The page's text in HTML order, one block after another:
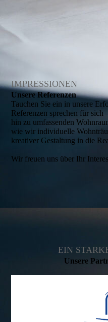
IMPRESSIONEN
Unsere Referenzen
Tauchen Sie ein in unsere
Referenzen sprechen für
hin zu umfassenden
wie wir individuelle
kreativer Gestaltung in die
Wir freuen uns über Ihr
EIN
Unsere